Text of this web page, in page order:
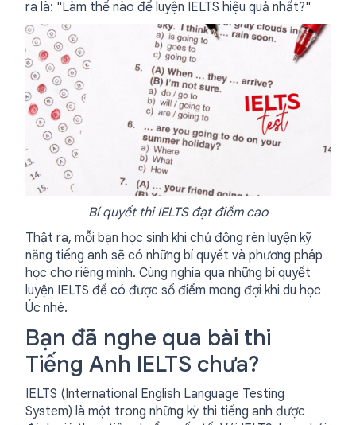
ra là: "Làm thế nào để luyện IELTS hiệu quả nhất?"
Bí quyết thi IELTS đạt điểm cao
Thật ra, mỗi bạn học sinh khi chủ động rèn luyện kỹ
năng tiếng anh sẽ có những bí quyết và phương pháp
học cho riêng mình. Cùng nghía qua những bí quyết
luyện IELTS để có được số điểm mong đợi khi du học
Úc nhé.
Bạn đã nghe qua bài thi
Tiếng Anh IELTS chưa?
IELTS (International English Language Testing
System) là một trong những kỳ thi tiếng anh được